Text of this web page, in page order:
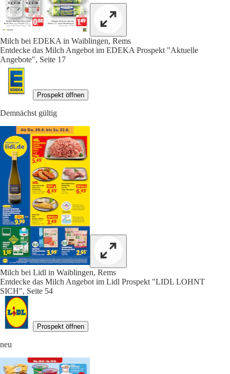
Milch bei EDEKA in Waiblingen, Rems
Entdecke das Milch Angebot im EDEKA Prospekt "Aktuelle
Angebote", Seite 17
Prospekt öffnen
Demnächst gültig
Milch bei Lidl in Waiblingen, Rems
Entdecke das Milch Angebot im Lidl Prospekt "LIDL LOHNT
SICH", Seite 54
Prospekt öffnen
neu